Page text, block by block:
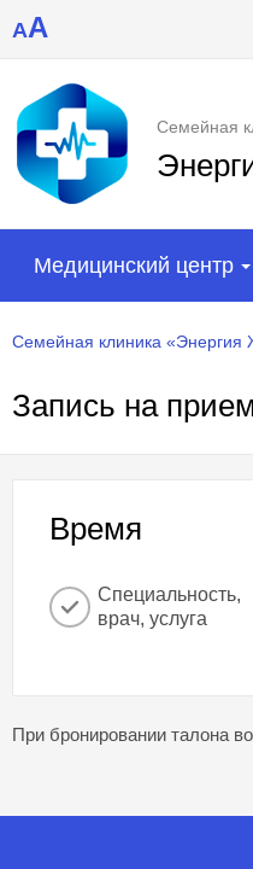
AA
Семейная
Медицинский центр
Семейная клиника «Энергия
Запись на прием
Время
Специальность,
врач, услуга
При бронировании талона